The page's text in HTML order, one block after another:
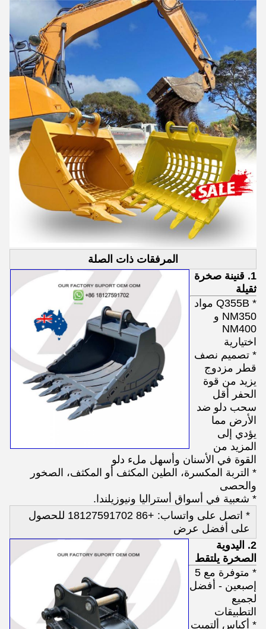
المرفقات ذات الصلة
1. قنينة صخرة
ثقيلة
* Q355B مواد
NM350 و
NM400
اختيارية
* تصميم نصف
قطر مزدوج
يزيد من قوة
الحفر أقل
سحب دلو ضد
الأرض مما
يؤدي إلى
المزيد من
القوة في الأسنان وأسهل ملء دلو
* التربة المكسرة، الطين المكثف أو المكثف، الصخور
والحصى
* شعبية في أسواق أستراليا ونيوزيلندا.
* اتصل على واتساب: +86 18127591702 للحصول
على أفضل عرض
2. اليدوية
الصخرة يلتقط
* متوفرة مع 5
إصبعين - أفضل
لجميع
التطبيقات
* أكياس ألتميت